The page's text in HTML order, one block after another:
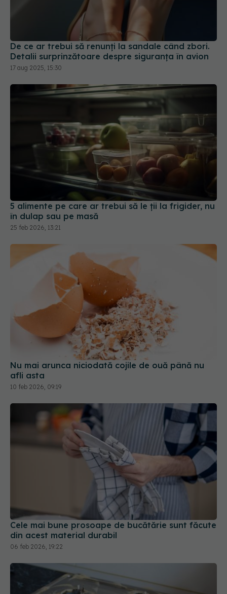
De ce ar trebui să renunți la sandale când zbori.
Detalii surprinzătoare despre siguranța în avion
17 aug 2025, 15:30
5 alimente pe care ar trebui să le ții la frigider, nu
în dulap sau pe masă
25 feb 2026, 13:21
Nu mai arunca niciodată cojile de ouă până nu
afli asta
10 feb 2026, 09:19
Cele mai bune prosoape de bucătărie sunt făcute
din acest material durabil
06 feb 2026, 19:22